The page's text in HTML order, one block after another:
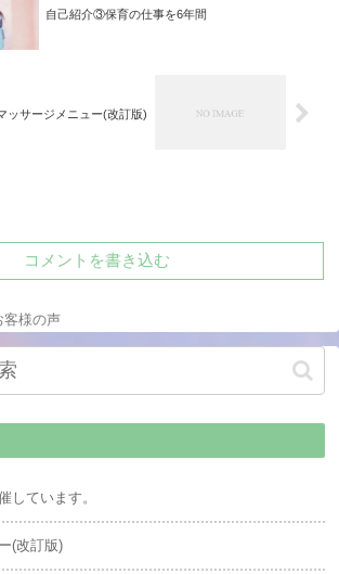
自己紹介③保育の仕事を6年間
ッサージメニュー(改訂版)
コメントを書き込む
客様の声
しています。
(改訂版)